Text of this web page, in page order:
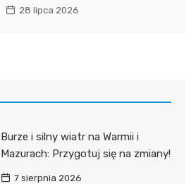
28 lipca 2026
Burze i silny wiatr na Warmii i
Mazurach: Przygotuj się na zmiany!
7 sierpnia 2026